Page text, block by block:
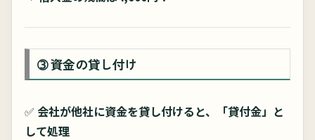
➂ 資金の貸し付け
✅ 会社が他社に資金を貸し付けると、「貸付金」と
して処理